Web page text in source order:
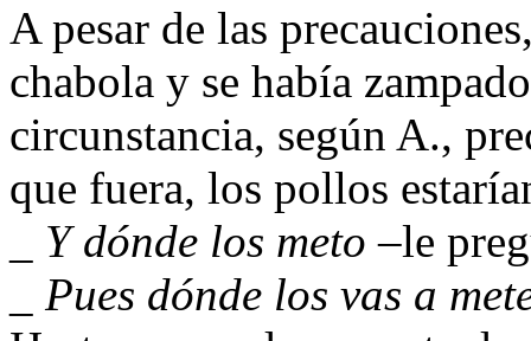
A pesar de las
chabola y se había
circunstancia, según A.,
que fuera, los pollos
_ Y dónde los meto –le
_ Pues dónde los vas a